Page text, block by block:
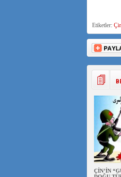
Etiketler:
ÇİN’İN